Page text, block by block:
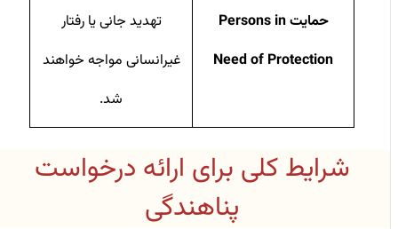
حمایت Persons in
Need of Protection
تهدید جانی یا رفتار
غیرانسانی مواجه خواهند
شد.
شرایط کلی برای ارائه درخواست
پناهندگی